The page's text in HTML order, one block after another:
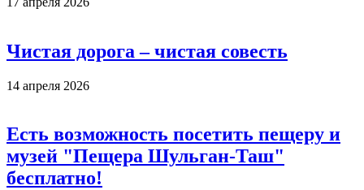
Чистая дорога – чистая совесть
14 апреля 2026
Есть возможность посетить пещеру и
музей "Пещера Шульган-Таш"
бесплатно!